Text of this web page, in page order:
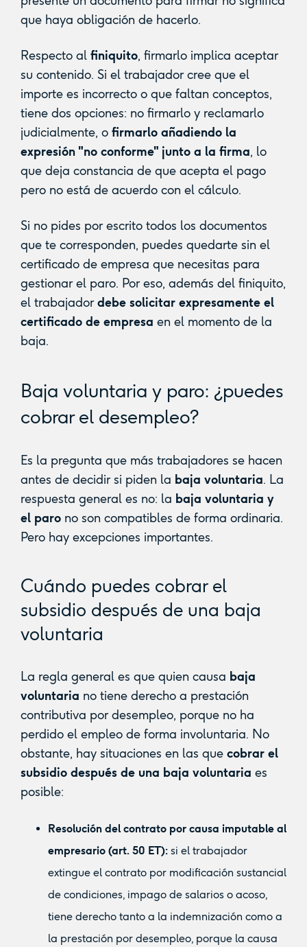
que haya obligación de hacerlo.
Respecto al finiquito, firmarlo implica aceptar
su contenido. Si el trabajador cree que el
importe es incorrecto o que faltan conceptos,
tiene dos opciones: no firmarlo y reclamarlo
judicialmente, o firmarlo añadiendo la
expresión "no conforme" junto a la firma, lo
que deja constancia de que acepta el pago
pero no está de acuerdo con el cálculo.
Si no pides por escrito todos los documentos
que te corresponden, puedes quedarte sin el
certificado de empresa que necesitas para
gestionar el paro. Por eso, además del finiquito,
el trabajadordebe solicitar expresamente el
certificado de empresa en el momento de la
baja.
Baja voluntaria y paro: ¿puedes
cobrar el desempleo?
Es la pregunta que más trabajadores se hacen
antes de decidir si piden la baja voluntaria. La
respuesta general es no: la baja voluntaria y
el parono son compatibles de forma ordinaria.
Pero hay excepciones importantes.
Cuándo puedes cobrar el
subsidio después de una baja
voluntaria
La regla general es que quien causa baja
voluntaria no tiene derecho a prestación
contributiva por desempleo, porque no ha
perdido el empleo de forma involuntaria. No
obstante, hay situaciones en las que cobrar el
subsidio después de una baja voluntaria es
posible:
Resolución del contrato por causa imputable al
empresario (art. 50 ET):si el trabajador
extingue el contrato por modificación sustancial
de condiciones, impago de salarios o acoso,
tiene derecho tanto a la indemnización como a
la prestación por desempleo, porque la causa